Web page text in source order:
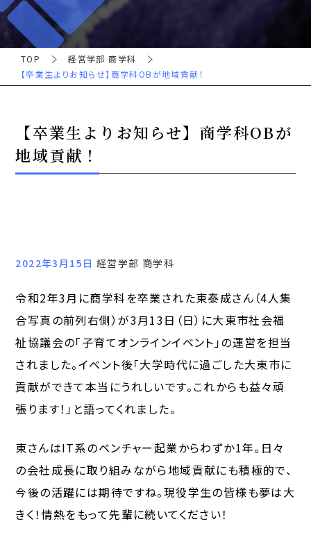
TOP
経営学部 商学科
【卒業生よりお知らせ】商学科OBが地域貢献！
【卒業生よりお知らせ】商学科OBが
地域貢献！
2022年3月15日 経営学部 商学科
令和2年3月に商学科を卒業された東泰成さん（4人集
合写真の前列右側）が3月13日（日）に大東市社会福
祉協議会の「子育てオンラインイベント」の運営を担当
されました。イベント後「大学時代に過ごした大東市に
貢献ができて本当にうれしいです。これからも益々頑
張ります！」と語ってくれました。
東さんはIT系のベンチャー起業からわずか1年。日々
の会社成長に取り組みながら地域貢献にも積極的で、
今後の活躍には期待ですね。現役学生の皆様も夢は大
きく！情熱をもって先輩に続いてください！